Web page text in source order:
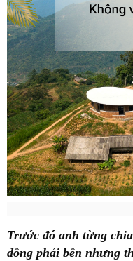
Trước đó anh từng
đồng phải bền nhưng